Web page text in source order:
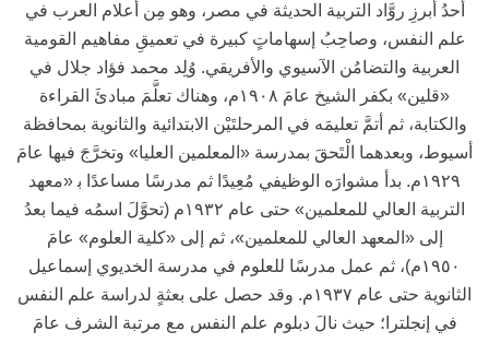
أحدُ أبرزِ روَّاد التربية الحديثة في مصر، وهو مِن أعلام العرب في
علم النفس، وصاحِبُ إسهاماتٍ كبيرة في تعميقِ مفاهيم القومية
العربية والتضامُن الآسيوي والأفريقي. وُلِد محمد فؤاد جلال في
«قلين» بكفر الشيخ عامَ ١٩٠٨م، وهناك تعلَّمَ مبادئَ القراءة
والكتابة، ثم أتمَّ تعليمَه في المرحلتَيْن الابتدائية والثانوية بمحافظة
أسيوط، وبعدهما الْتَحقَ بمدرسة «المعلمين العليا» وتخرَّجَ فيها عامَ
١٩٢٩م. بدأ مشوارَه الوظيفي مُعِيدًا ثم مدرسًا مساعدًا ﺑ «معهد
التربية العالي للمعلمين» حتى عام ١٩٣٢م (تحوَّلَ اسمُه فيما بعدُ
إلى «المعهد العالي للمعلمين»، ثم إلى «كلية العلوم» عامَ
١٩٥٠م)، ثم عمل مدرسًا للعلوم في مدرسة الخديوي إسماعيل
الثانوية حتى عام ١٩٣٧م. وقد حصل على بعثةٍ لدراسة علم النفس
في إنجلترا؛ حيث نالَ دبلوم علم النفس مع مرتبة الشرف عامَ